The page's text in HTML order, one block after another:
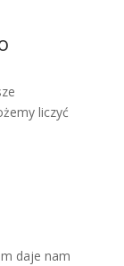
liczyć
daje nam